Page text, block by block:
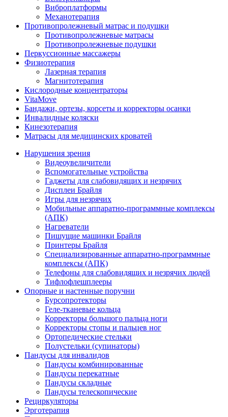
Виброплатформы
Механотерапия
Противопролежневый матрас и подушки
Противопролежневые матрасы
Противопролежневые подушки
Перкуссионные массажеры
Физиотерапия
Лазерная терапия
Магнитотерапия
Кислородные концентраторы
VitaMove
Бандажи, ортезы, корсеты и корректоры осанки
Инвалидные коляски
Кинезотерапия
Матрасы для медицинских кроватей
Нарушения зрения
Видеоувеличители
Вспомогательные устройства
Гаджеты для слабовидящих и незрячих
Дисплеи Брайля
Игры для незрячих
Мобильные аппаратно-программные комплексы
(АПК)
Нагреватели
Пишущие машинки Брайля
Принтеры Брайля
Специализированные аппаратно-программные
комплексы (АПК)
Телефоны для слабовидящих и незрячих людей
Тифлофлешплееры
Опорные и настенные поручни
Бурсопротекторы
Геле-тканевые кольца
Корректоры большого пальца ноги
Корректоры стопы и пальцев ног
Ортопедические стельки
Полустельки (супинаторы)
Пандусы для инвалидов
Пандусы комбинированные
Пандусы перекатные
Пандусы складные
Пандусы телескопические
Рециркуляторы
Эрготерапия